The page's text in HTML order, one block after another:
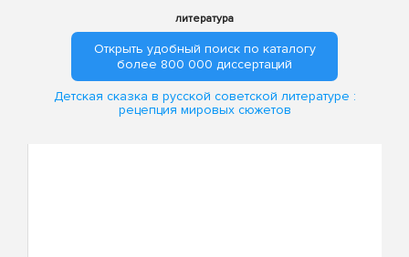
литература
Открыть удобный поиск по каталогу
более 800 000 диссертаций
Детская сказка в русской советской литературе :
рецепция мировых сюжетов